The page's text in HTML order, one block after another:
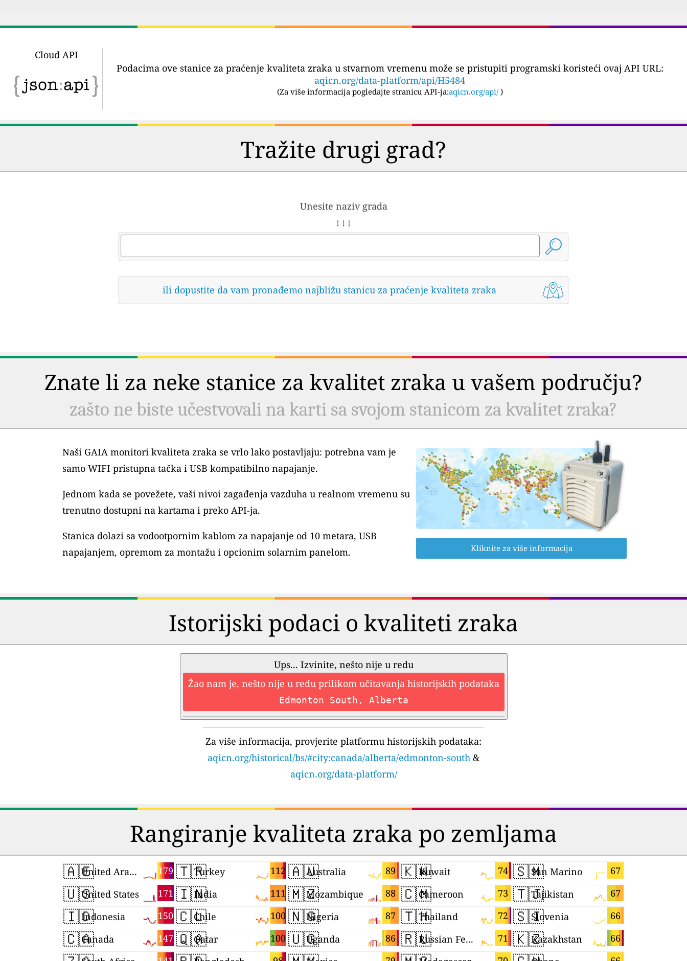
Cloud API
Podacima ove stanice za praćenje kvaliteta zraka u stvarnom vremenu može se pristupiti programski koristeći ovaj API URL:
aqicn.org/data-platform/api/H5484
(Za više informacija pogledajte stranicu API-ja:aqicn.org/api/ )
Tražite drugi grad?
Unesite naziv grada
↓ ↓ ↓
ili dopustite da vam pronađemo najbližu stanicu za praćenje kvaliteta zraka
Znate li za neke stanice za kvalitet zraka u vašem području?
zašto ne biste učestvovali na karti sa svojom stanicom za kvalitet zraka?
Naši GAIA monitori kvaliteta zraka se vrlo lako postavljaju: potrebna vam je
samo WIFI pristupna tačka i USB kompatibilno napajanje.
Jednom kada se povežete, vaši nivoi zagađenja vazduha u realnom vremenu su
trenutno dostupni na kartama i preko API-ja.
Stanica dolazi sa vodootpornim kablom za napajanje od 10 metara, USB
napajanjem, opremom za montažu i opcionim solarnim panelom.
Kliknite za više informacija
Istorijski podaci o kvaliteti zraka
Ups... Izvinite, nešto nije u redu
Žao nam je, nešto nije u redu prilikom učitavanja historijskih podataka
Edmonton South, Alberta
Za više informacija, provjerite platformu historijskih podataka:
aqicn.org/historical/bs/#city:canada/alberta/edmonton-south &
aqicn.org/data-platform/
Rangiranje kvaliteta zraka po zemljama
🇦🇪 179
United Arab Emirates
🇺🇸 171
United States
🇮🇩 150
Indonesia
🇨🇦 147
Canada
🇹🇷 112
Turkey
🇮🇳 111
India
🇨🇱 100
Chile
🇶🇦 100
Qatar
🇦🇺 89
Australia
🇲🇿 88
Mozambique
🇳🇬 87
Nigeria
🇺🇬 86
Uganda
🇰🇼 74
Kuwait
🇨🇲 73
Cameroon
🇹🇭 72
Thailand
🇷🇺 71
Russian Federation
🇸🇲 67
San Marino
🇹🇯 67
Tajikistan
🇸🇮 66
Slovenia
🇰🇿 66
Kazakhstan